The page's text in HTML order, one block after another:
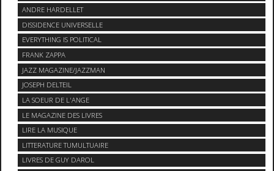
ANDRE HARDELLET
DISSIDENCE UNIVERSELLE
EVERYTHING IS POLITICAL
FRANK ZAPPA
JAZZ MAGAZINE/JAZZMAN
JOSEPH DELTEIL
LA SOEUR DE L'ANGE
LE MAGAZINE DES LIVRES
LIRE LA MUSIQUE
LITTERATURE TUMULTUAIRE
LIVRES DE GUY DAROL